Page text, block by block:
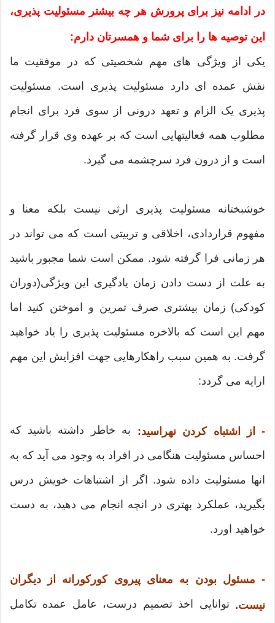
در ادامه نیز برای پرورش هر چه بیشتر مسئولیت پذیری،
این توصیه ها را برای شما و همسرتان دارم:
یکی از ویژگی های مهم شخصیتی که در موفقیت ما
نقش عمده ای دارد مسئولیت پذیری است. مسئولیت
پذیری یک الزام و تعهد درونی از سوی فرد برای انجام
مطلوب همه فعالیتهایی است که بر عهده وی قرار گرفته
است و از درون فرد سرچشمه می گیرد.
خوشبختانه مسئولیت پذیری ارثی نیست بلکه معنا و
مفهوم قراردادی، اخلاقی و تربیتی است که می تواند در
هر زمانی فرا گرفته شود. ممکن است شما مجبور باشید
به علت از دست دادن زمان یادگیری این ویژگی(دوران
کودکی) زمان بیشتری صرف تمرین و اموختن کنید اما
مهم این است که بالاخره مسئولیت پذیری را یاد خواهید
گرفت. به همین سبب راهکارهایی جهت افزایش این مهم
ارایه می گردد:
- از اشتباه کردن نهراسید: به خاطر داشته باشید که
احساس مسئولیت هنگامی در افراد به وجود می آید که به
انها مسئولیت داده شود. اگر از اشتباهات خویش درس
بگیرید، عملکرد بهتری در انچه انجام می دهید، به دست
خواهید اورد.
- مسئول بودن به معنای پیروی کورکورانه از دیگران
نیست. توانایی اخذ تصمیم درست، عامل عمده تکامل